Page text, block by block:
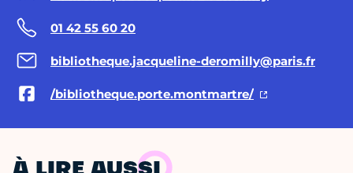
01 42 55 60 20
bibliotheque.jacqueline-deromilly@paris.fr
/bibliotheque.porte.montmartre/